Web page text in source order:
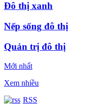
Đô thị xanh
Nếp sống đô thị
Quản trị đô thị
Mới nhất
Xem nhiều
RSS